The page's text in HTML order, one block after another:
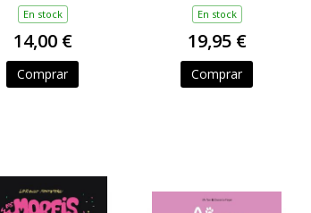
En stock
14,00 €
Comprar
En stock
19,95 €
Comprar